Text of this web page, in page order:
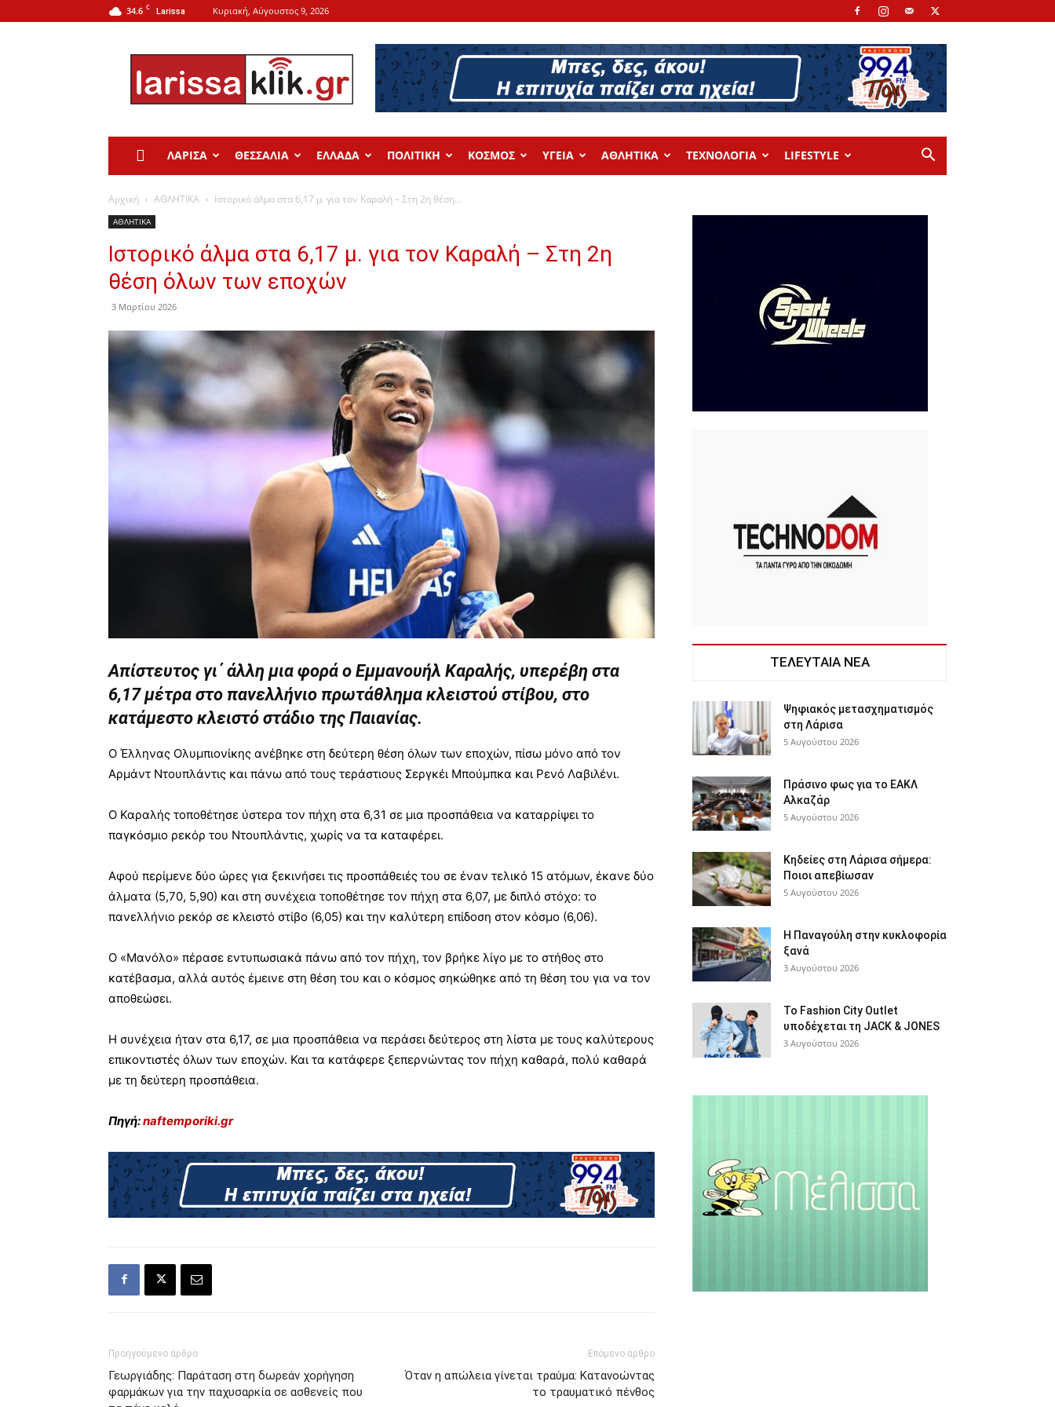
34.6 C Larissa Κυριακή, Αύγουστος 9, 2026
Larissa
ΛΑΡΙΣΑ ΘΕΣΣΑΛΙΑ ΕΛΛΑΔΑ ΠΟΛΙΤΙΚΗ ΚΟΣΜΟΣ ΥΓΕΙΑ ΑΘΛΗΤΙΚΑ ΤΕΧΝΟΛΟΓΙΑ LIFESTYLE
Αρχική ΑΘΛΗΤΙΚΑ Ιστορικό άλμα στα 6,17 μ. για τον Καραλή – Στη 2η θέση...
ΑΘΛΗΤΙΚΑ
Ιστορικό άλμα στα 6,17 μ. για τον Καραλή – Στη 2η
θέση όλων των εποχών
3 Μαρτίου 2026
Απίστευτος γι΄ άλλη μια φορά ο Εμμανουήλ Καραλής, υπερέβη στα
6,17 μέτρα στο πανελλήνιο πρωτάθλημα κλειστού στίβου, στο
κατάμεστο κλειστό στάδιο της Παιανίας.
Ο Έλληνας Ολυμπιονίκης ανέβηκε στη δεύτερη θέση όλων των εποχών, πίσω μόνο από τον
Αρμάντ Ντουπλάντις και πάνω από τους τεράστιους Σεργκέι Μπούμπκα και Ρενό Λαβιλένι.
Ο Καραλής τοποθέτησε ύστερα τον πήχη στα 6,31 σε μια προσπάθεια να καταρρίψει το
παγκόσμιο ρεκόρ του Ντουπλάντις, χωρίς να τα καταφέρει.
Αφού περίμενε δύο ώρες για ξεκινήσει τις προσπάθειές του σε έναν τελικό 15 ατόμων, έκανε δύο
άλματα (5,70, 5,90) και στη συνέχεια τοποθέτησε τον πήχη στα 6,07, με διπλό στόχο: το
πανελλήνιο ρεκόρ σε κλειστό στίβο (6,05) και την καλύτερη επίδοση στον κόσμο (6,06).
Ο «Μανόλο» πέρασε εντυπωσιακά πάνω από τον πήχη, τον βρήκε λίγο με το στήθος στο
κατέβασμα, αλλά αυτός έμεινε στη θέση του και ο κόσμος σηκώθηκε από τη θέση του για να τον
αποθεώσει.
Η συνέχεια ήταν στα 6,17, σε μια προσπάθεια να περάσει δεύτερος στη λίστα με τους καλύτερους
επικοντιστές όλων των εποχών. Και τα κατάφερε ξεπερνώντας τον πήχη καθαρά, πολύ καθαρά
με τη δεύτερη προσπάθεια.
Πηγή:naftemporiki.gr
Προηγούμενο άρθρο
Γεωργιάδης: Παράταση στη δωρεάν χορήγηση
φαρμάκων για την παχυσαρκία σε ασθενείς που
Επόμενο άρθρο
Όταν η απώλεια γίνεται τραύμα: Κατανοώντας
το τραυματικό πένθος
ΤΕΛΕΥΤΑΙΑ ΝΕΑ
Ψηφιακός μετασχηματισμός
στη Λάρισα
5 Αυγούστου 2026
Πράσινο φως για το ΕΑΚΛ
Αλκαζάρ
5 Αυγούστου 2026
Κηδείες στη Λάρισα σήμερα:
Ποιοι απεβίωσαν
5 Αυγούστου 2026
Η Παναγούλη στην κυκλοφορία
ξανά
3 Αυγούστου 2026
Το Fashion City Outlet
υποδέχεται τη JACK & JONES
3 Αυγούστου 2026